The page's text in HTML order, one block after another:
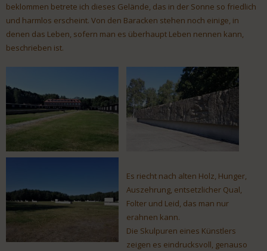
beklommen betrete ich dieses Gelände, das in der Sonne so friedlich
und harmlos erscheint. Von den Baracken stehen noch einige, in
denen das Leben, sofern man es überhaupt Leben nennen kann,
beschrieben ist.
Es riecht nach alten Holz, Hunger,
Auszehrung, entsetzlicher Qual,
Folter und Leid, das man nur
erahnen kann.
Die Skulpuren eines Künstlers
zeigen es eindrucksvoll, genauso